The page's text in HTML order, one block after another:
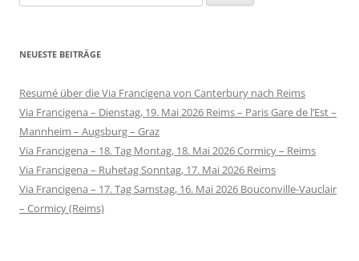
nach:
NEUESTE BEITRÄGE
Resumé über die Via Francigena von Canterbury nach Reims
Via Francigena – Dienstag, 19. Mai 2026 Reims – Paris Gare de l’Est –
Mannheim – Augsburg – Graz
Via Francigena – 18. Tag Montag, 18. Mai 2026 Cormicy – Reims
Via Francigena – Ruhetag Sonntag, 17. Mai 2026 Reims
Via Francigena – 17. Tag Samstag, 16. Mai 2026 Bouconville-Vauclair
– Cormicy (Reims)